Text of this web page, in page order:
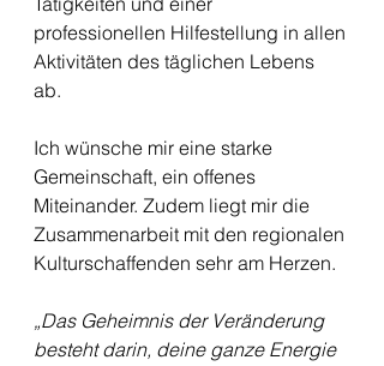
professionellen Hilfestellung in allen
Aktivitäten des täglichen Lebens
ab.
Ich wünsche mir eine starke
Gemeinschaft, ein offenes
Miteinander. Zudem liegt mir die
Zusammenarbeit mit den regionalen
Kulturschaffenden sehr am Herzen.
„Das Geheimnis der Veränderung
besteht darin, deine ganze Energie